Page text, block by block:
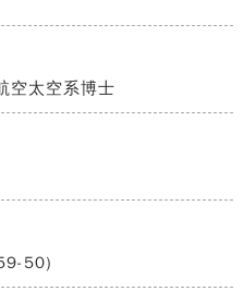
空太空系博士
50)